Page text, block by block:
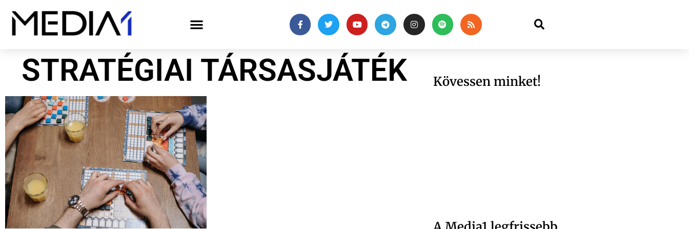
STRATÉGIAI TÁRSASJÁTÉK Kövessen minket!